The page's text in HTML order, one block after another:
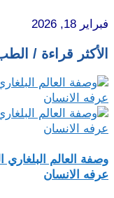
فبراير 18, 2026
الأكثر قراءة /
وصفة العالم
عرفه الانسان